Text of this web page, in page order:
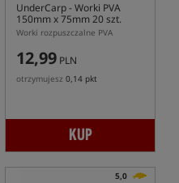
UnderCarp- Worki PVA
150mm x 75mm 20 szt.
Worki rozpuszczalne PVA
12,99 PLN
otrzymujesz 0,14 pkt
KUP
5,0